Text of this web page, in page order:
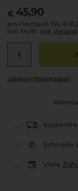
€ 45,90
pro Flasche (0.75l), €
inkl. MwSt. zzgl. Versand
Lebensmittel­angaben
Schnelle
Viele